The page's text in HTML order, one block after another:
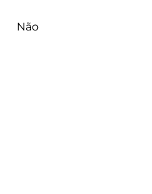
Não